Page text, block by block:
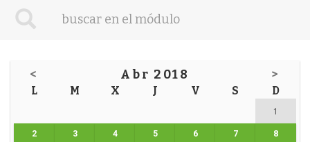
< Abr 2018 >
L M X J V S D
1
2 3 4 5 6 7 8